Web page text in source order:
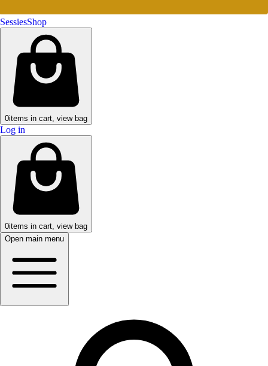
SessiesShop
0items in cart, view bag
Log in
0items in cart, view bag
Open main menu